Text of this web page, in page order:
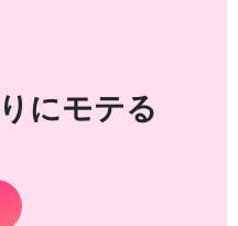
にモテる